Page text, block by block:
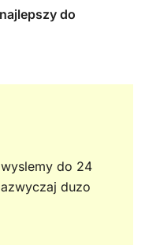
do
do 24
duzo